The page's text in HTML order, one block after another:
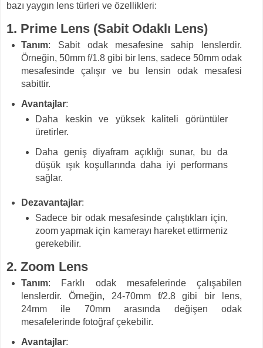
bazı yaygın lens türleri ve özellikleri:
1. Prime Lens (Sabit Odaklı Lens)
Tanım: Sabit odak mesafesine sahip lenslerdir.
Örneğin, 50mm f/1.8 gibi bir lens, sadece 50mm odak
mesafesinde çalışır ve bu lensin odak mesafesi
sabittir.
Avantajlar:
Daha keskin ve yüksek kaliteli görüntüler
üretirler.
Daha geniş diyafram açıklığı sunar, bu da
düşük ışık koşullarında daha iyi performans
sağlar.
Dezavantajlar:
Sadece bir odak mesafesinde çalıştıkları için,
zoom yapmak için kamerayı hareket ettirmeniz
gerekebilir.
2. Zoom Lens
Tanım: Farklı odak mesafelerinde çalışabilen
lenslerdir. Örneğin, 24-70mm f/2.8 gibi bir lens,
24mm ile 70mm arasında değişen odak
mesafelerinde fotoğraf çekebilir.
Avantajlar: